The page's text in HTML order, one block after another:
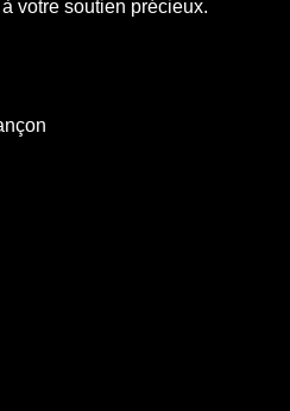
votre soutien précieux.